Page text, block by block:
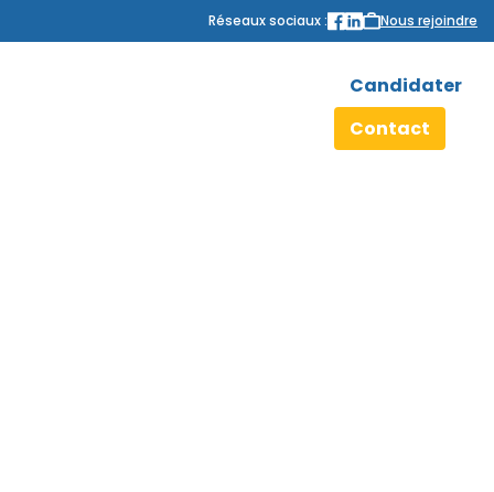
Réseaux sociaux : Nous rejoindre
Candidater
Contact